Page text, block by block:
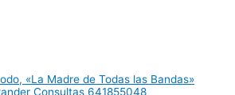
«La Madre de Todas las Bandas»
Consultas 641855048